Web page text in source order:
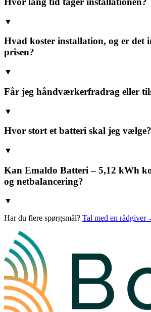
▼
Hvad koster installation, og er det
prisen?
▼
Får jeg håndværkerfradrag eller
▼
Hvor stort et batteri skal jeg vælge?
▼
Kan Emaldo Batteri – 5,12 kWh
og netbalancering?
▼
Har du flere spørgsmål? Tal med en rådgiver